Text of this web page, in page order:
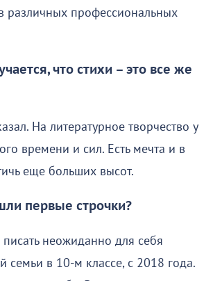
различных профессиональных
что стихи – это все же
На литературное творчество у
времени и сил. Есть мечта и в
еще больших высот.
первые строчки?
неожиданно для себя
семьи в 10-м классе, с 2018 года.